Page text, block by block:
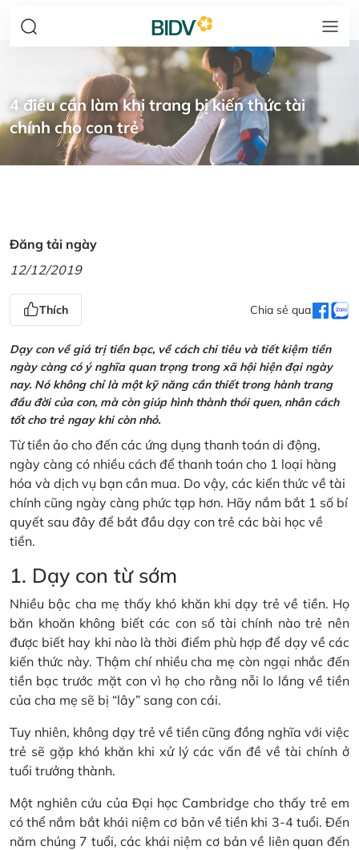
4 điều cần làm khi trang bị kiến thức tài
chính cho con trẻ
Đăng tải ngày
12/12/2019
Thích Chia sẻ qua
Dạy con về giá trị tiền bạc, về cách chi tiêu và tiết kiệm tiền
ngày càng có ý nghĩa quan trọng trong xã hội hiện đại ngày
nay. Nó không chỉ là một kỹ năng cần thiết trong hành trang
đầu đời của con, mà còn giúp hình thành thói quen, nhân cách
tốt cho trẻ ngay khi còn nhỏ.
Từ tiền ảo cho đến các ứng dụng thanh toán di động,
ngày càng có nhiều cách để thanh toán cho 1 loại hàng
hóa và dịch vụ bạn cần mua. Do vậy, các kiến thức về tài
chính cũng ngày càng phức tạp hơn. Hãy nắm bắt 1 số bí
quyết sau đây để bắt đầu dạy con trẻ các bài học về
tiền.
1. Dạy con từ sớm
Nhiều bậc cha mẹ thấy khó khăn khi dạy trẻ về tiền. Họ
băn khoăn không biết các con số tài chính nào trẻ nên
được biết hay khi nào là thời điểm phù hợp để dạy về các
kiến thức này. Thậm chí nhiều cha mẹ còn ngại nhắc đến
tiền bạc trước mặt con vì họ cho rằng nỗi lo lắng về tiền
của cha mẹ sẽ bị “lây” sang con cái.
Tuy nhiên, không dạy trẻ về tiền cũng đồng nghĩa với việc
trẻ sẽ gặp khó khăn khi xử lý các vấn đề về tài chính ở
tuổi trưởng thành.
Một nghiên cứu của Đại học Cambridge cho thấy trẻ em
có thể nắm bắt khái niệm cơ bản về tiền khi 3-4 tuổi. Đến
năm chúng 7 tuổi, các khái niệm cơ bản về liên quan đến